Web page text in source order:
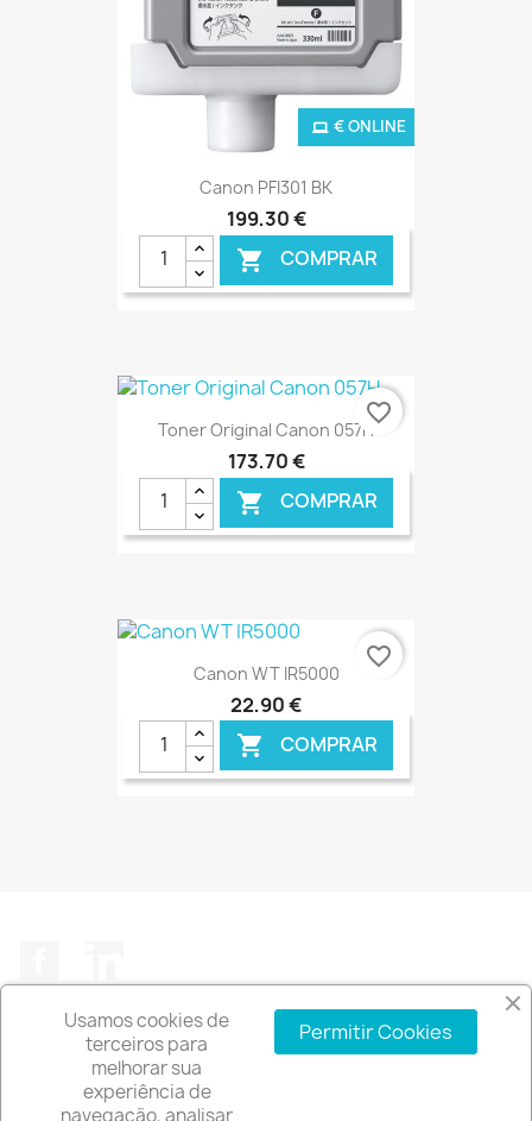
Canon PFI301 BK
199,30 €
 COMPRAR
€ ONLINE
Toner Original Canon 057H
173,70 €
 COMPRAR
€ ONLINE
favorite_border
Canon WT IR5000
22,90 €
 COMPRAR
favorite_border
A EMPRESA
Usamos cookies de
terceiros para
melhorar sua
experiência de
navegação, analisar
Permitir Cookies